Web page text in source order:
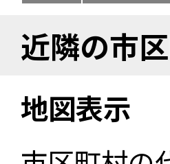
近隣の市
地図表示